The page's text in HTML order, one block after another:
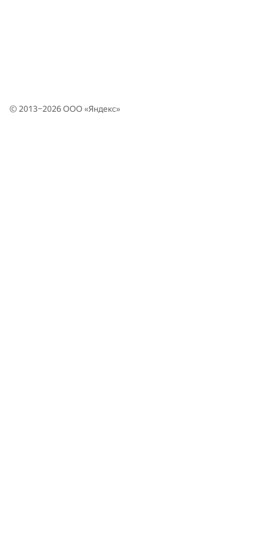
© 2013–2026 ООО «Яндекс»